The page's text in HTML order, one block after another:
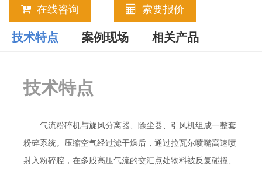
在线咨询 索要报价
技术特点 案例现场 相关产品
技术特点
气流粉碎机与旋风分离器、除尘器、引风机组成一整套
粉碎系统。压缩空气经过滤干燥后，通过拉瓦尔喷嘴高速喷
射入粉碎腔，在多股高压气流的交汇点处物料被反复碰撞、